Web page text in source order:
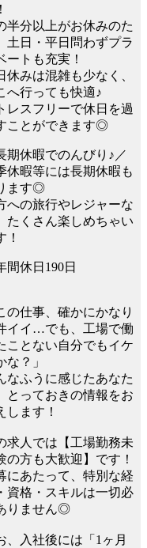
半分以上がお休みのた
土日・平日問わずプラ
ートも充実！
休みは混雑も少なく、
へ行っても快適♪
レスフリーで休日を過
ことができます◎
期休暇でのんびり♪／
休暇等には長期休暇も
ます◎
への旅行やレジャーな
たくさん楽しめちゃい
！
休日190日
の仕事、確かにかなり
イイ…でも、工場で働
ことない自分でもイケ
な？」
なふうに感じたあなた
とっておきの情報をお
します！
求人では【工場勤務未
の方も大歓迎】です！
にあたって、特別な経
資格・スキルは一切必
りません◎
、入社後には「1ヶ月